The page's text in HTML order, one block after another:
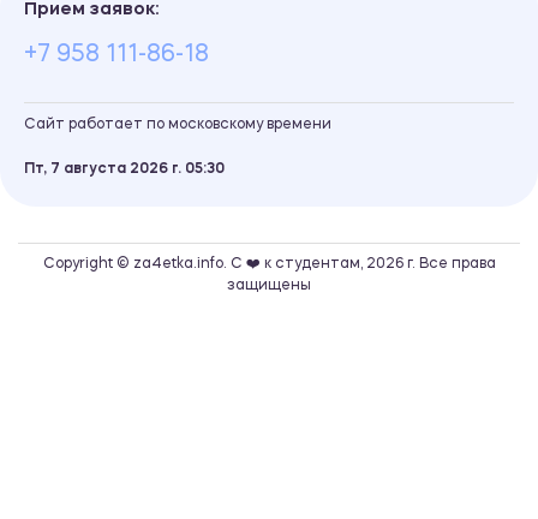
Прием заявок:
+7 958 111-86-18
Сайт работает по московскому времени
Пт, 7 августа 2026 г. 05 30
Copyright © za4etka.info. С ❤️ к студентам, 2026 г. Все права
защищены